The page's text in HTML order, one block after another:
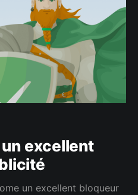
excellent
un excellent bloqueur